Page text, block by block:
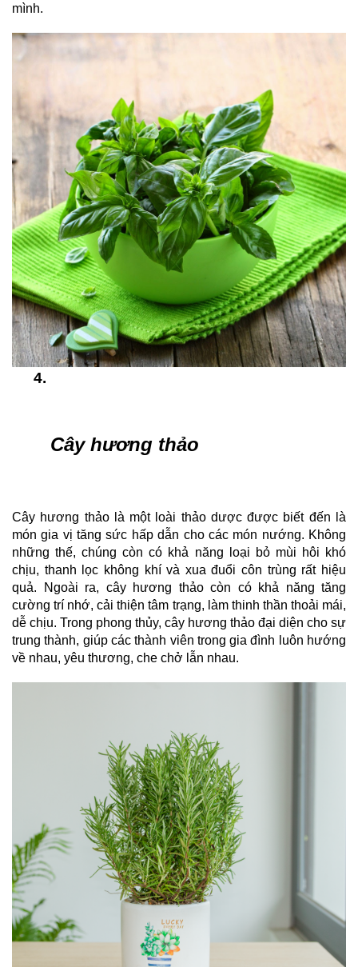
mình.
Cây hương thảo
Cây hương thảo là một loài thảo dược được biết đến là
món gia vị tăng sức hấp dẫn cho các món nướng. Không
những thế, chúng còn có khả năng loại bỏ mùi hôi khó
chịu, thanh lọc không khí và xua đuổi côn trùng rất hiệu
quả. Ngoài ra, cây hương thảo còn có khả năng tăng
cường trí nhớ, cải thiện tâm trạng, làm thinh thần thoải mái,
dễ chịu. Trong phong thủy, cây hương thảo đại diện cho sự
trung thành, giúp các thành viên trong gia đình luôn hướng
về nhau, yêu thương, che chở lẫn nhau.